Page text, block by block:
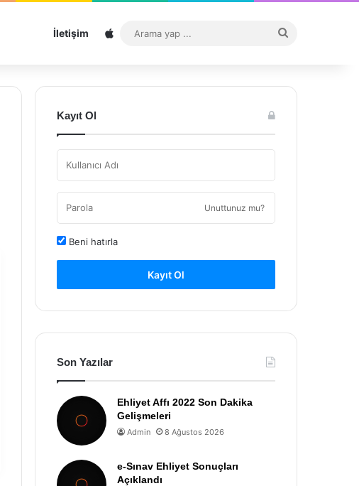
İletişim Sitemap
...
Kayıt Ol
Unuttunuz mu?
Beni hatırla
Kayıt Ol
Son Yazılar
Ehliyet Affı 2022 Son Dakika
Gelişmeleri
Admin 8 Ağustos 2026
e-Sınav Ehliyet Sonuçları
Açıklandı